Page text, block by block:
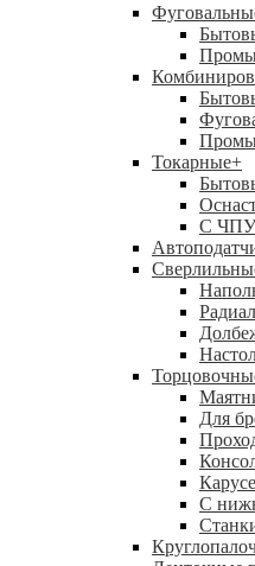
Токарные+
С ЧПУ
Для
С